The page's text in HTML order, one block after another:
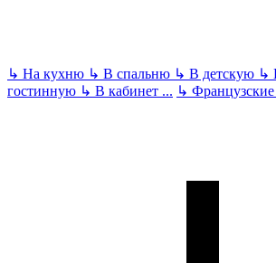
↳ На кухню ↳ В спальню ↳ В детскую ↳
гостинную ↳ В кабинет ... ↳